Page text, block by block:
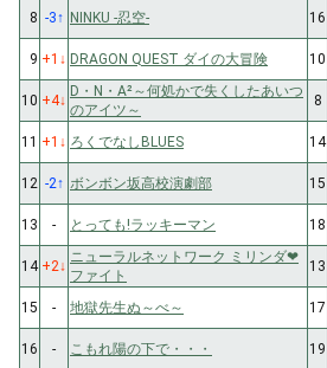
8 -3↑ NINKU -忍空- 16
9 +1 ↓ DRAGON QUEST ダイの大冒険 10
10 +4↓
D・N・A²～何処かで失くしたあいつ
のアイツ～
8
11 +1 ↓ ろくでなしBLUES 14
12 -2↑ ボンボン坂高校演劇部 15
13
- とっても!ラッキーマン 18
14 +2↓
ニューラルネットワーク ミリンダ❤
ファイト
13
15
- 地獄先生ぬ～べ～ 17
16
- こもれ陽の下で・・・ 19